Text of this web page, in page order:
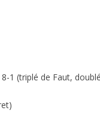
1 (triplé de Faut,